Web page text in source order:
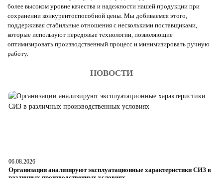
более высоком уровне качества и надежности нашей продукции при
сохранении конкурентоспособной цены. Мы добиваемся этого,
поддерживая стабильные отношения с несколькими поставщиками,
которые используют передовые технологии, позволяющие
оптимизировать производственный процесс и минимизировать ручную
работу.
НОВОСТИ
06.08.2026
Организации анализируют эксплуатационные характеристики СИЗ в